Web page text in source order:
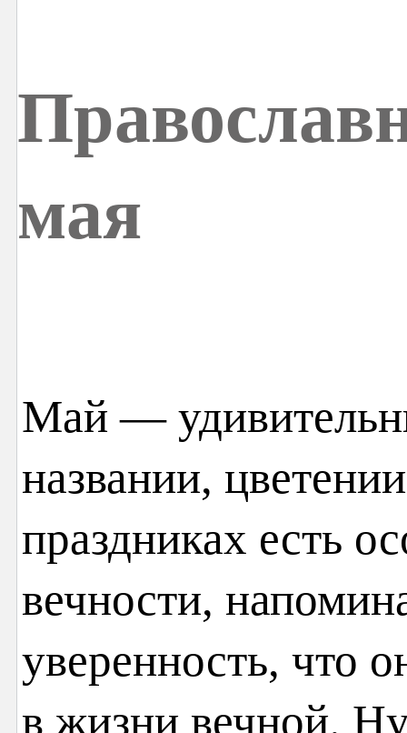
мая
Май —
названии,
праздниках есть
вечности,
уверенность, что
в жизни вечной.